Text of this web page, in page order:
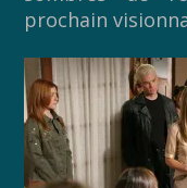
prochain